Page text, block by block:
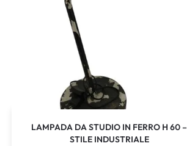
LAMPADA DA STUDIO IN FERRO H 60 –
STILE INDUSTRIALE